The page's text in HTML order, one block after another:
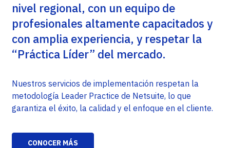
nivel regional, con un equipo de
profesionales altamente capacitados y
con amplia experiencia, y respetar la
“Práctica Líder” del mercado.
Nuestros servicios de implementación respetan la
metodología Leader Practice de Netsuite, lo que
garantiza el éxito, la calidad y el enfoque en el cliente.
CONOCER MÁS